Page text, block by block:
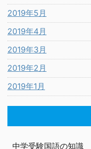
2019年5月
2019年4月
2019年3月
2019年2月
2019年1月
中学受験国語の知識